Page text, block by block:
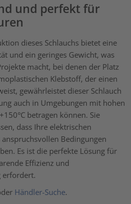
und perfekt für
dieses Schlauchs bietet eine
und ein geringes Gewicht, was
macht, bei denen der Platz
Klebstoff, der einen
gewährleistet dieser Schlauch
auch in Umgebungen mit hohen
betragen können. Sie
dass Ihre elektrischen
Bedingungen
Es ist die perfekte Lösung für
Effizienz und
erfordert.
Händler-Suche.